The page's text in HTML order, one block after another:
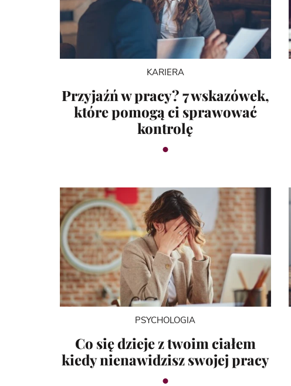
KARIERA
Przyjaźń w pracy? 7 wskazówek,
które pomogą ci sprawować
kontrolę
PSYCHOLOGIA
Co się dzieje z twoim ciałem
kiedy nienawidzisz swojej pracy